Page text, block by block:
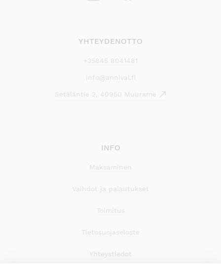
YHTEYDENOTTO
+35845 8041481
info@annival.fi
Setäläntie 2, 40950 Muurame
INFO
Maksaminen
Vaihdot ja palautukset
Toimitus
Tietosuojaseloste
Yhteystiedot